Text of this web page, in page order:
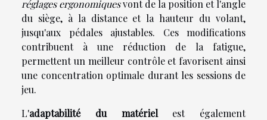
réglages ergonomiquesvont de la position et l'angle
du siège, à la distance et la hauteur du volant,
jusqu'aux pédales ajustables. Ces modifications
contribuent à une réduction de la fatigue,
permettent un meilleur contrôle et favorisent ainsi
une concentration optimale durant les sessions de
jeu.
L'adaptabilité du matérielest également